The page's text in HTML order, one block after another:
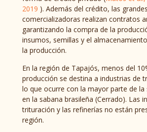
2019 ). Además del crédito, las
comercializadoras realizan contratos
garantizando la compra de la
insumos, semillas y el
la producción.
En la región de Tapajós, menos del
producción se destina a industrias de
lo que ocurre con la mayor parte de la
en la sabana brasileña (Cerrado). Las
trituración y las refinerías no están
región.